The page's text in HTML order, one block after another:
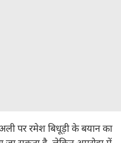
पर रमेश बिधूड़ी के बयान का